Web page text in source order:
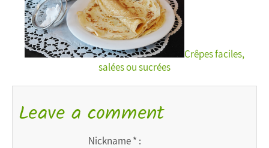
Crêpes faciles,
salées ou sucrées
Leave a comment
Nickname * :